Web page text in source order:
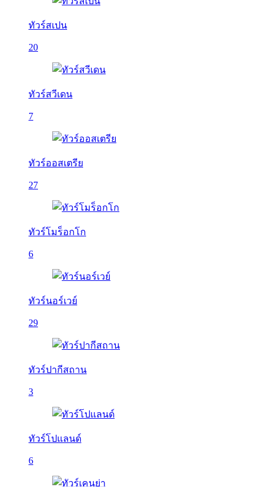
ทัวร์สเปน
20
ทัวร์สวีเดน
7
ทัวร์ออสเตรีย
27
ทัวร์โมร็อกโก
6
ทัวร์นอร์เวย์
29
ทัวร์ปากีสถาน
3
ทัวร์โปแลนด์
6